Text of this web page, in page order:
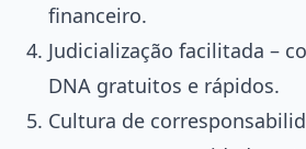
financeiro.
Judicialização facilitada –
DNA gratuitos e rápidos.
Cultura de